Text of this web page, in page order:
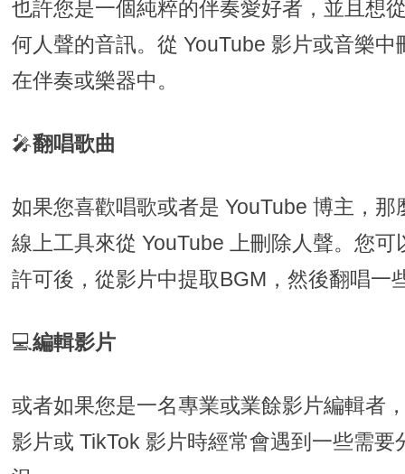
也許您是一個純粹的伴奏愛好者，並且想
何人聲的音訊。從 YouTube 影片或音樂
在伴奏或樂器中。
🎤翻唱歌曲
如果您喜歡唱歌或者是 YouTube 博主，
線上工具來從 YouTube 上刪除人聲。您
許可後，從影片中提取BGM，然後翻唱一
💻編輯影片
或者如果您是一名專業或業餘影片編輯者
影片或 TikTok 影片時經常會遇到一些需